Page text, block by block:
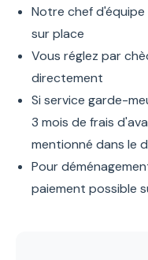
Notre chef
sur place
Vous réglez par
directement
Si service garde-
3 mois de frais
mentionné dans le
Pour
paiement possible